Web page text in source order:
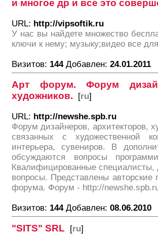
и многое др и все это
URL: http://vipsoftik.ru
У нас вы найдете множество
ключи к нему; музыку;видео все
Визитов: 144Добавлен: 24.01.2011
Арт форум. Форум
художников. [ru]
URL: http://newshe.spb.ru
Форум дизайнеров, архитекторов,
связанных с художественной
интерьера, сувениров. В
обсуждаются вопросы
Квалифицированные специалисты,
вопросы. Представлены авторские
форума. Форум - http://
Визитов: 144Добавлен: 08.06.2010
"SITS" SRL [ru]